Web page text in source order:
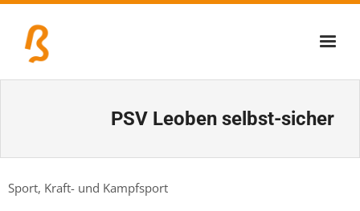
Tage der Industriekultur
PSV Leoben selbst-sicher
Sport, Kraft- und Kampfsport